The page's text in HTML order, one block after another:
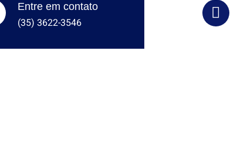
Entre em contato
(35) 3622-3546